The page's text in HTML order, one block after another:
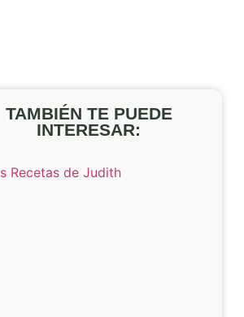
TAMBIÉN TE PUEDE
INTERESAR: